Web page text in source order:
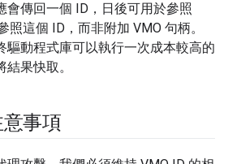
會傳回一個 ID，日後可用於參照
照這個 ID，而非附加 VMO 句柄。
驅動程式庫可以執行一次成本較高的
果快取。
事項